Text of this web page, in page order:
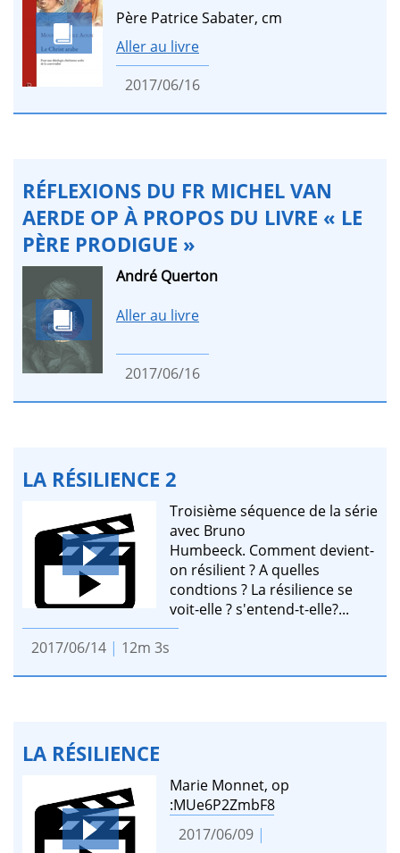
Père Patrice Sabater, cm
Aller au livre
2017/06/16
RÉFLEXIONS DU FR MICHEL VAN
AERDE OP À PROPOS DU LIVRE « LE
PÈRE PRODIGUE »
André Querton
Aller au livre
2017/06/16
LA RÉSILIENCE 2
Troisième séquence de la série
avec Bruno
Humbeeck. Comment devient-
on résilient ? A quelles
condtions ? La résilience se
voit-elle ? s'entend-t-elle?...
2017/06/14 | 12m 3s
LA RÉSILIENCE
Marie Monnet, op
:MUe6P2ZmbF8
2017/06/09 |